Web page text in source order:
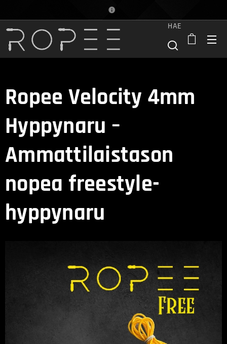
HAE
Ropee Velocity 4mm
Hyppynaru –
Ammattilaistason
nopea freestyle-
hyppynaru